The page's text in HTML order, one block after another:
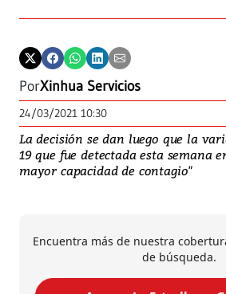
PorXinhua Servicios
24/03/2021 10:30
La decisión se dan luego que la
19 que fue detectada esta semana
mayor capacidad de contagio"
Encuentra más de nuestra
de búsqueda.